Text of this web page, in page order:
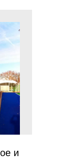
и